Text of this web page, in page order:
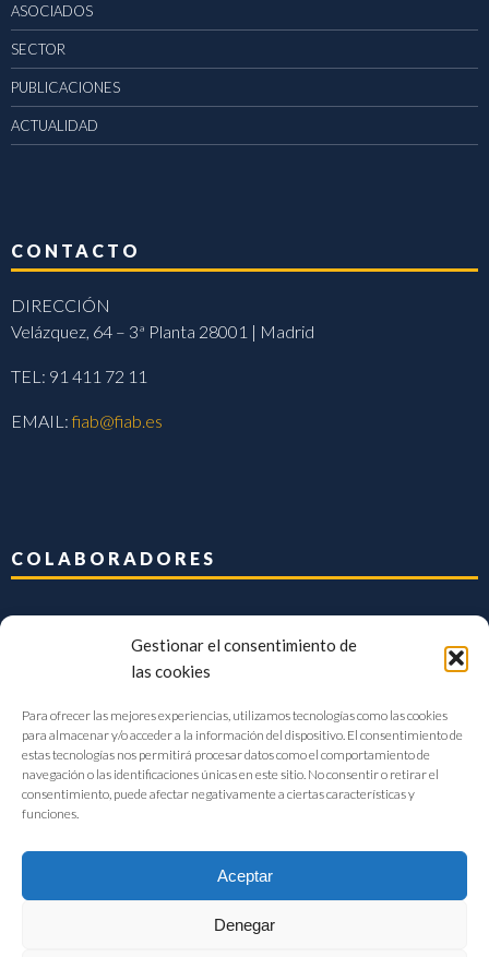
Gestionar el consentimiento de
las cookies
Para ofrecer las mejores experiencias, utilizamos tecnologías como las cookies
para almacenar y/o acceder a la información del dispositivo. El consentimiento de
estas tecnologías nos permitirá procesar datos como el comportamiento de
navegación o las identificaciones únicas en este sitio. No consentir o retirar el
consentimiento, puede afectar negativamente a ciertas características y
funciones.
Aceptar
Denegar
ASOCIADOS
SECTOR
PUBLICACIONES
ACTUALIDAD
CONTACTO
DIRECCIÓN
Velázquez, 64 – 3ª Planta 28001 | Madrid
TEL: 91 411 72 11
EMAIL:fiab@fiab.es
COLABORADORES